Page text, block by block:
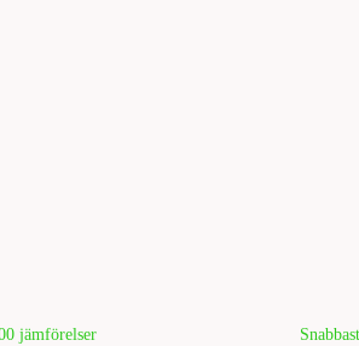
jämförelser